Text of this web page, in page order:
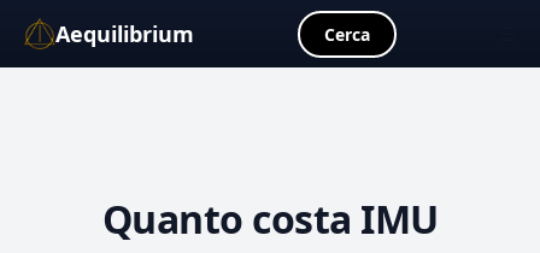
Aequilibrium Cerca
Quanto costa IMU